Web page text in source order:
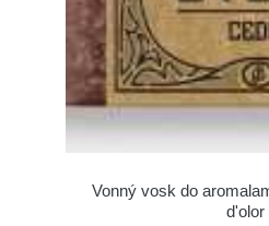
Vonný vosk do
d'olor